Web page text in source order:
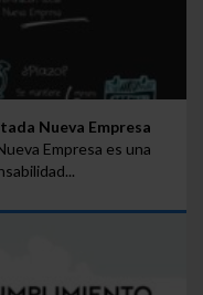
Nueva Empresa
Empresa es una